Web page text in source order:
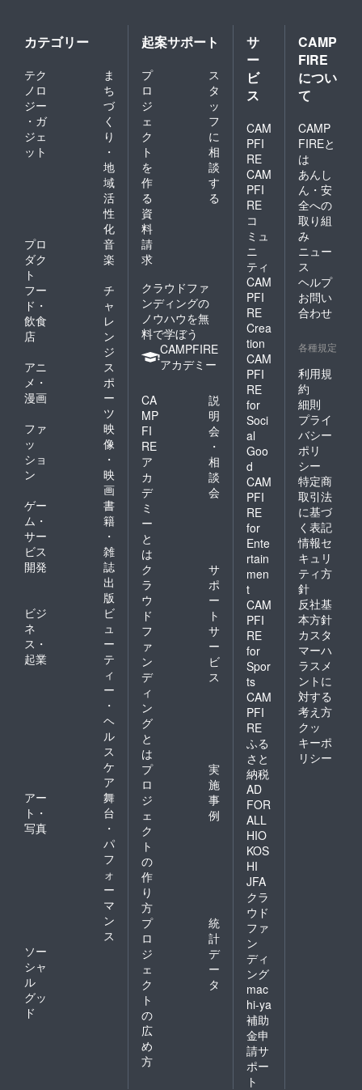
かりと
なる場
合がご
ざいま
す。代
料） ・
記念動
画はギ
ガファ
イル便
にて送
付致し
ます。
（施工
完了後
約２週
間の編
集時間
を頂い
ており
カテゴリー
テク
ノロ
ジー
・ガ
ジェ
ット
ま
ち
づ
く
り
・
地
域
活
性
化
プロ
ダク
ト
音
楽
フー
ド・
飲食
店
チ
ャ
レ
ン
ジ
アニ
メ・
漫画
ス
ポ
ー
ツ
ファ
ッ
ショ
ン
映
像
・
映
画
ゲー
ム・
サー
ビス
開発
書
籍
・
雑
誌
出
版
ビジ
ネ
ス・
起業
ビ
ュ
ー
テ
ィ
ー
・
ヘ
ル
ス
ケ
ア
アー
ト・
写真
舞
台
・
パ
フ
ォ
ー
マ
ン
ス
ソー
シャ
ル
グッ
ド
起案サポート
プ
ロ
ジ
ェ
ク
ト
を
作
る
ス
タ
ッ
フ
に
相
談
す
る
資
料
請
求
クラウドファ
ンディングの
ノウハウを無
料で学ぼう
CAMPFIRE
アカデミー
CA
MP
FI
RE
ア
カ
デ
ミ
ー
と
は
説
明
会
・
相
談
会
ク
ラ
ウ
ド
フ
ァ
ン
デ
ィ
ン
グ
と
は
サ
ポ
ー
ト
サ
ー
ビ
ス
プ
ロ
ジ
ェ
ク
ト
の
作
り
方
実
施
事
例
プ
ロ
ジ
ェ
ク
ト
の
広
め
方
統
計
デ
ー
タ
サ
ー
ビ
ス
CAM
PFI
RE
CAM
PFI
RE
コ
ミュ
ニ
ティ
CAM
PFI
RE
Crea
tion
CAM
PFI
RE
for
Soci
al
Goo
d
CAM
PFI
RE
for
Ente
rtain
men
t
CAM
PFI
RE
for
Spor
ts
CAM
PFI
RE
ふる
さと
納税
AD
FOR
ALL
HIO
KOS
HI
JFA
クラ
ウド
ファ
ン
ディ
ング
mac
hi-ya
補助
金申
請サ
ポー
ト
CAMP
FIRE
につい
て
CAMP
FIREと
は
あんし
ん・安
全への
取り組
み
ニュー
ス
ヘルプ
お問い
合わせ
各種規定
利用規
約
細則
プライ
バシー
ポリ
シー
特定商
取引法
に基づ
く表記
情報セ
キュリ
ティ方
針
反社基
本方針
カスタ
マーハ
ラスメ
ントに
対する
考え方
クッ
キーポ
リシー